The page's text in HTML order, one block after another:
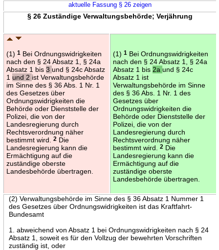
aktuelle Fassung § 26 zeigen
§ 26 Zuständige Verwaltungsbehörde; Verjährung
(1) 1Bei Ordnungswidrigkeiten
nach den § 24 Absatz 1, § 24a
Absatz 1 bis 3 und § 24c Absatz
1 und 2 ist Verwaltungsbehörde
im Sinne des § 36 Abs. 1 Nr. 1
des Gesetzes über
Ordnungswidrigkeiten die
Behörde oder Dienststelle der
Polizei, die von der
Landesregierung durch
Rechtsverordnung näher
bestimmt wird.
2Die
Landesregierung kann die
Ermächtigung auf die
zuständige oberste
Landesbehörde übertragen.
(1) 1Bei Ordnungswidrigkeiten
nach den § 24 Absatz 1, § 24a
Absatz 1 bis 2a und § 24c
Absatz 1 ist
Verwaltungsbehörde im Sinne
des § 36 Abs. 1 Nr. 1 des
Gesetzes über
Ordnungswidrigkeiten die
Behörde oder Dienststelle der
Polizei, die von der
Landesregierung durch
Rechtsverordnung näher
bestimmt wird.
2Die
Landesregierung kann die
Ermächtigung auf die
zuständige oberste
Landesbehörde übertragen.
(2) Verwaltungsbehörde im Sinne des § 36 Absatz 1 Nummer 1
des Gesetzes über Ordnungswidrigkeiten ist das Kraftfahrt-
Bundesamt
1. abweichend von Absatz 1 bei Ordnungswidrigkeiten nach § 24
Absatz 1, soweit es für den Vollzug der bewehrten Vorschriften
zuständig ist, oder